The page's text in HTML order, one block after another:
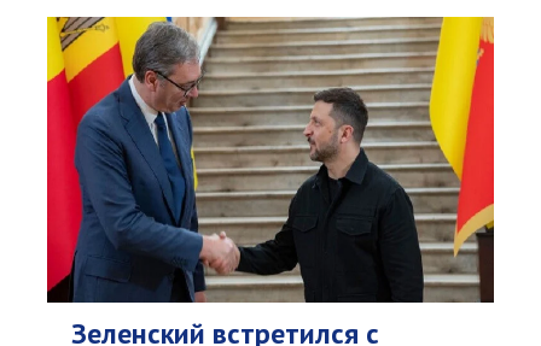
Зеленский встретился с